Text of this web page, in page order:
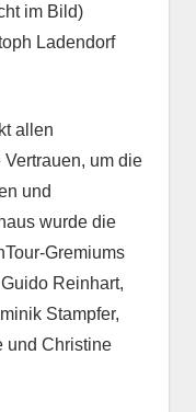
im Bild)
Ladendorf
allen
um die
und
wurde die
Gremiums
Reinhart,
Stampfer,
und Christine